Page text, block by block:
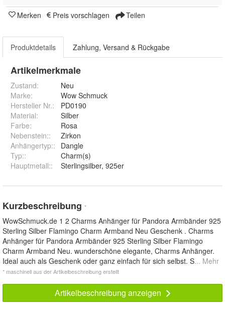
Merken Preis vorschlagen Teilen
Produktdetails Zahlung, Versand & Rückgabe
Artikelmerkmale
Zustand:
Neu
Marke:
Wow Schmuck
Hersteller Nr.:
PD0190
Material:
Silber
Farbe:
Rosa
Nebenstein::
Zirkon
Anhängertyp::
Dangle
Typ::
Charm(s)
Hauptmetall:: Sterlingsilber, 925er
Kurzbeschreibung *
WowSchmuck.de 1 2 Charms Anhänger für Pandora Armbänder 925
Sterling Silber Flamingo Charm Armband Neu Geschenk . Charms
Anhänger für Pandora Armbänder 925 Sterling Silber Flamingo
Charm Armband Neu. wunderschöne elegante, Charms Anhänger.
Ideal auch als Geschenk oder ganz einfach für sich selbst. S... Mehr
* maschinell aus der Artikelbeschreibung erstellt
Artikelbeschreibung anzeigen